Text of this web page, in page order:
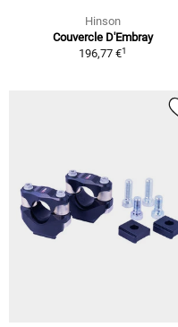
Hinson
Couvercle D'Embray
196,77 €1